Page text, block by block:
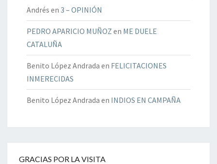
Andrés en 3 – OPINIÓN
PEDRO APARICIO MUÑOZ en ME DUELE
CATALUÑA
Benito López Andrada en FELICITACIONES
INMERECIDAS
Benito López Andrada en INDIOS EN CAMPAÑA
GRACIAS POR LA VISITA